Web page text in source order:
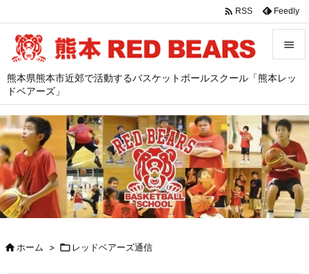
熊本県熊本市近郊で活動するバスケットボールスクール「熊本レッ
ドベアーズ」



サイド

前へ

次へ

 RSS Feedly
ホーム >  レッドベアーズ通信